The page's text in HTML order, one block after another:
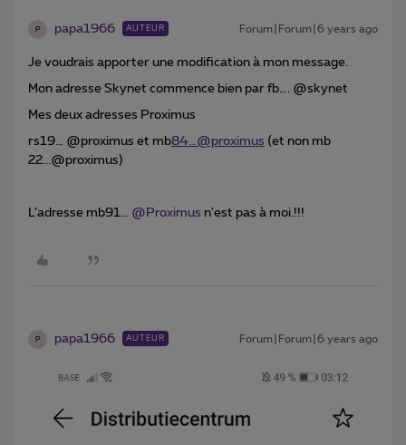
P papa1966 AUTEUR Forum|Forum|6 years ago
Je voudrais apporter une modification à mon message.
Mon adresse Skynet commence bien par fb…. @skynet
Mes deux adresses Proximus
rs19… @proximus et mb84…@proximus (et non mb
22...@proximus)
L’adresse mb91… @Proximus n'est pas à moi.!!!
P papa1966 AUTEUR Forum|Forum|6 years ago